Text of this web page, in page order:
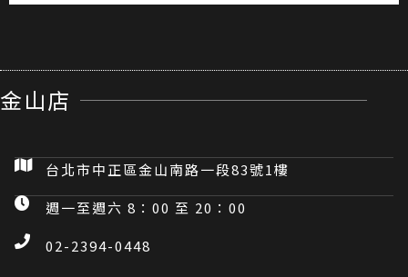
金山店
台北市中正區金山南路一段83號1樓
週一至週六 8：00 至 20：00
02-2394-0448